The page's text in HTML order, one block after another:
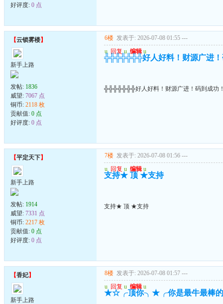
好评度: 0 点
【云锁雾楼】
新手上路
发帖: 1836
威望: 7067 点
铜币: 2118 枚
贡献值: 0 点
好评度: 0 点
6楼 发表于: 2026-07-08 01:55 ---
u 回复 u 编辑 u
╬╬╬╬╬╬╬好人好料！财源广进！
╬╬╬╬╬╬╬好人好料！财源广进！码到成功
【平定天下】
新手上路
发帖: 1914
威望: 7331 点
铜币: 2217 枚
贡献值: 0 点
好评度: 0 点
7楼 发表于: 2026-07-08 01:56 ---
u 回复 u 编辑 u
支持★ 顶 ★支持
支持★ 顶 ★支持
【香妃】
新手上路
8楼 发表于: 2026-07-08 01:57 ---
u 回复 u 编辑 u
★☆╭顶你╮★╭你是最牛最